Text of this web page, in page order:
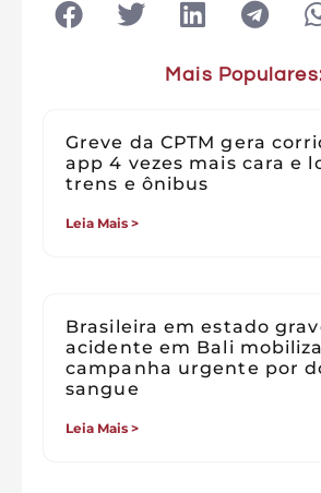
Mais
Greve da CPTM gera
app 4 vezes mais cara e
trens e ônibus
Leia Mais >
Brasileira em estado
acidente em Bali mobiliza
campanha urgente por
sangue
Leia Mais >